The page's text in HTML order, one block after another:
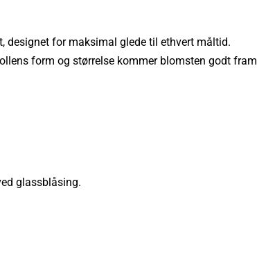
designet for maksimal glede til ethvert måltid.
form og størrelse kommer blomsten godt
glassblåsing.